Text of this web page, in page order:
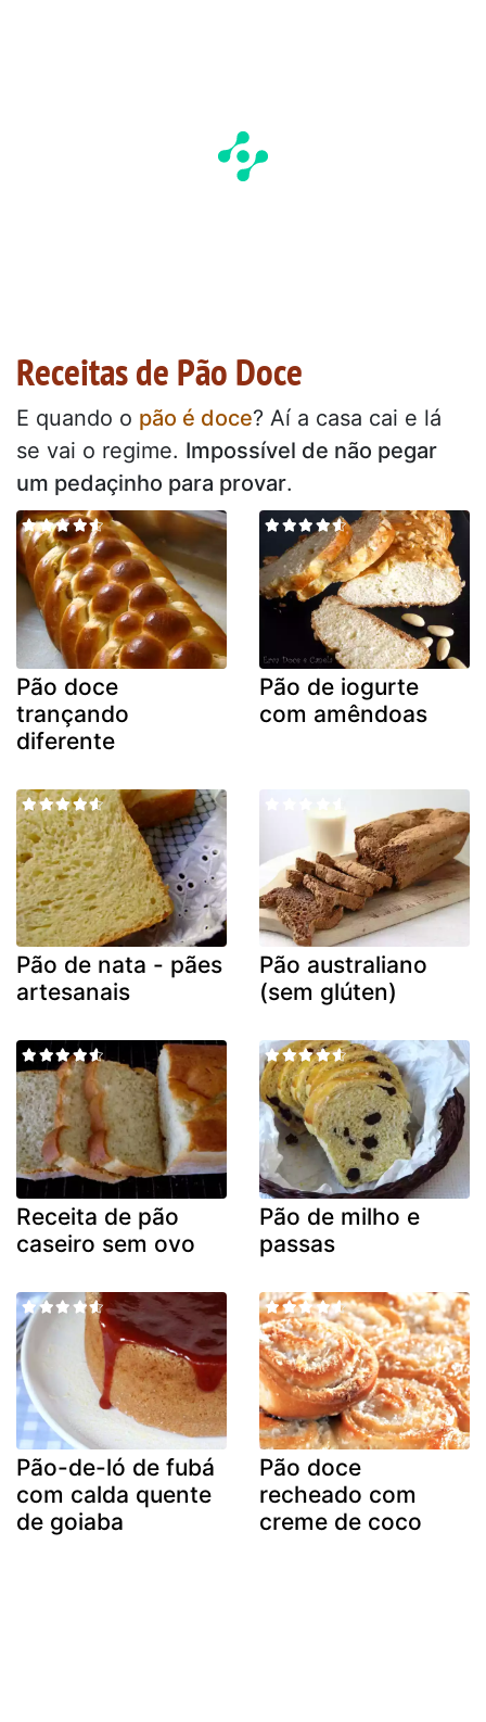
Receitas de Pão Doce
E quando o pão é doce? Aí a casa cai e lá
se vai o regime. Impossível de não pegar
um pedaçinho para provar.
Pão doce
trançando
diferente
Pão de iogurte
com amêndoas
Pão de nata - pães
artesanais
Pão australiano
(sem glúten)
Receita de pão
caseiro sem ovo
Pão de milho e
passas
Pão-de-ló de fubá
com calda quente
de goiaba
Pão doce
recheado com
creme de coco